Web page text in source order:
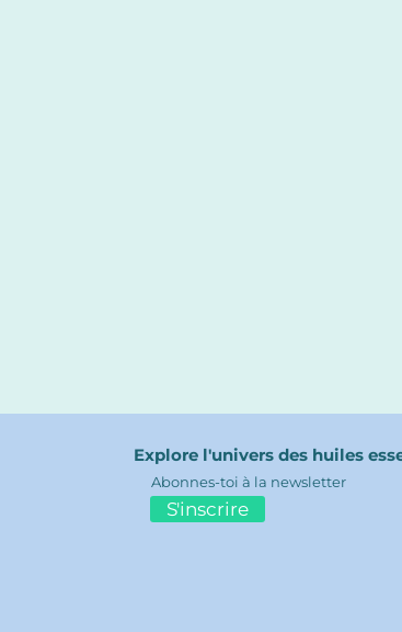
Explore l'univers des huiles
Abonnes-toi à la newsletter
S'inscrire